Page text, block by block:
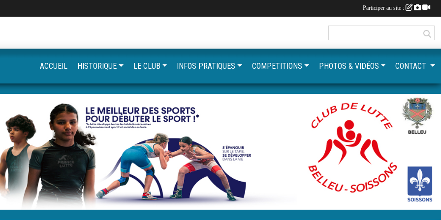
ACCUEIL HISTORIQUE LE CLUB INFOS PRATIQUES COMPETITIONS PHOTOS & VIDÉOS CONTACT
Participer au site :